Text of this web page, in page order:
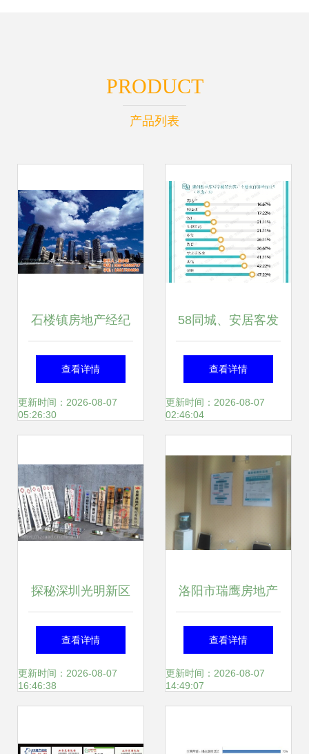
PRODUCT
产品列表
石楼镇房地产经纪
人生存图鉴 从“闭
眼卖房”到“极致专
查看详情
更新时间：2026-08-07
05:26:30
58同城、安居客发
布2021年Q4报告
三十城写字楼市场
办公空间成热门之
查看详情
更新时间：2026-08-07
02:46:04
探秘深圳光明新区
广告印刷与特色印
刷服务
查看详情
更新时间：2026-08-07
16:46:38
洛阳市瑞鹰房地产
经纪 专业服务，缔
造美好家园
查看详情
更新时间：2026-08-07
14:49:07